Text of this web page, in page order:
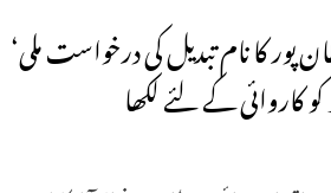
پور کا نام تبدیل کی درخواست ملی‘
کو کاروائی کے لئے لکھا